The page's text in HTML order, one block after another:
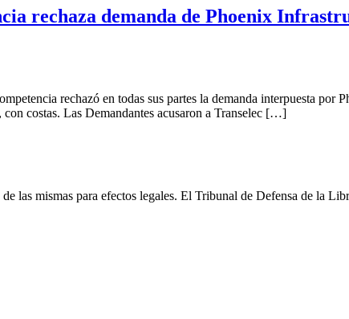
rechaza demanda de Phoenix
rechazó en todas sus partes la demanda interpuesta por
costas. Las Demandantes acusaron a Transelec […]
las mismas para efectos legales. El Tribunal de Defensa de la